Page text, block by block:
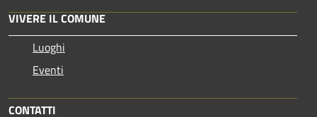
VIVERE IL COMUNE
Luoghi
Eventi
CONTATTI